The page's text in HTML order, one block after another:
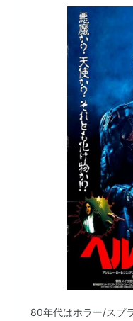
80年代はホラー/スプ